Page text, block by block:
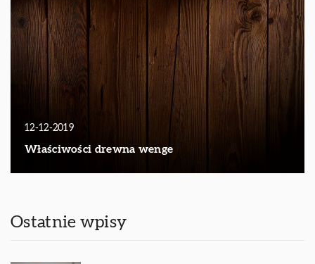
12-12-2019
Właściwości drewna wenge
Ostatnie wpisy